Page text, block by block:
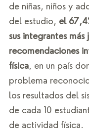
de niñas, niños y
del estudio, el
sus integrantes
recomendaciones
física, en un país
problema
los resultados del
de cada 10
de actividad física.